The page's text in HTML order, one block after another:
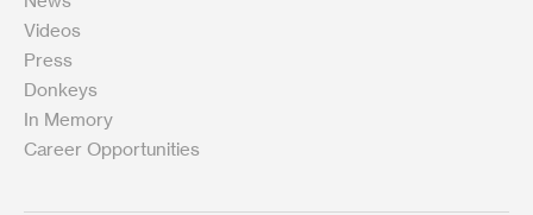
Videos
Press
Donkeys
In Memory
Career Opportunities